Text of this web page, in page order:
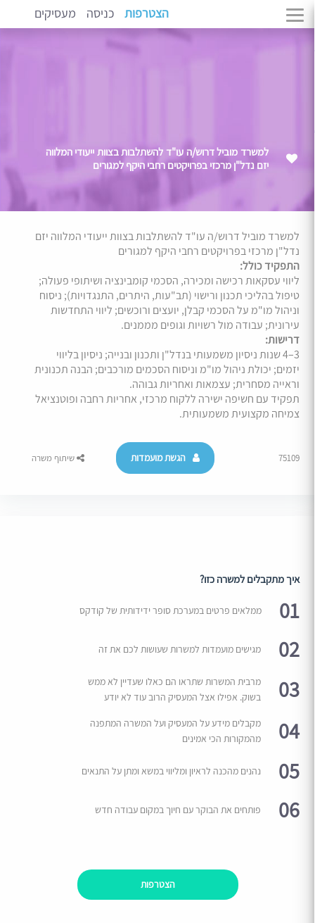
הצטרפות כניסה מעסיקים
למשרד מוביל דרוש/ה עו"ד להשתלבות בצוות ייעודי המלווה
יזם נדל"ן מרכזי בפרויקטים רחבי היקף למגורים
למשרד מוביל דרוש/ה עו"ד להשתלבות בצוות ייעודי המלווה יזם
נדל"ן מרכזי בפרויקטים רחבי היקף למגורים
התפקיד כולל:
ליווי עסקאות רכישה ומכירה, הסכמי קומבינציה ושיתופי פעולה;
טיפול בהליכי תכנון ורישוי (תב"עות, היתרים, התנגדויות); ניסוח
וניהול מו"מ על הסכמי קבלן, יועצים ורוכשים; ליווי התחדשות
עירונית; עבודה מול רשויות וגופים מממנים.
דרישות:
3–4 שנות ניסיון משמעותי בנדל"ן ותכנון ובנייה; ניסיון בליווי
יזמים; יכולת ניהול מו"מ וניסוח הסכמים מורכבים; הבנה תכנונית
וראייה מסחרית; עצמאות ואחריות גבוהה.
תפקיד עם חשיפה ישירה ללקוח מרכזי, אחריות רחבה ופוטנציאל
צמיחה מקצועית משמעותית.
75109 הגשת מועמדות שיתוף משרה
איך מתקבלים למשרה כזו?
01 ממלאים פרטים במערכת סופר ידידותית של קודקס
02 מגישים מועמדות למשרות שעושות לכם את זה
03
מרבית המשרות שתראו הם כאלו שעדיין לא ממש
בשוק. אפילו אצל המעסיק הרוב עוד לא יודע
04
מקבלים מידע על המעסיק ועל המשרה המתפנה
מהמקורות הכי אמינים
05 נהנים מהכנה לראיון ומליווי במשא ומתן על התנאים
06 פותחים את הבוקר עם חיוך במקום עבודה חדש
הצטרפות